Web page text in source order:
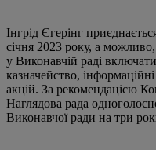
Інгрід Єгерінг
січня 2023 року, а
у Виконавчій раді
казначейство,
акцій. За рекомендацією
Наглядова рада
Виконавчої ради на три